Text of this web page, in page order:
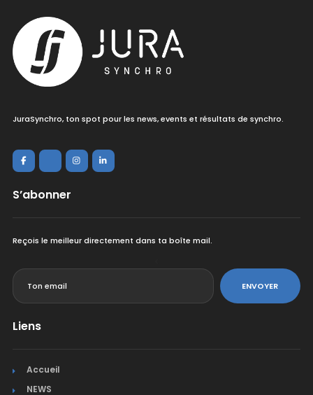
JuraSynchro, ton spot pour les news, events et résultats de synchro.
S’abonner
Reçois le meilleur directement dans ta boîte mail.
ENVOYER
Liens
Accueil
NEWS